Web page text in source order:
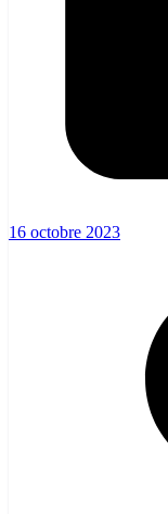
16 octobre 2023